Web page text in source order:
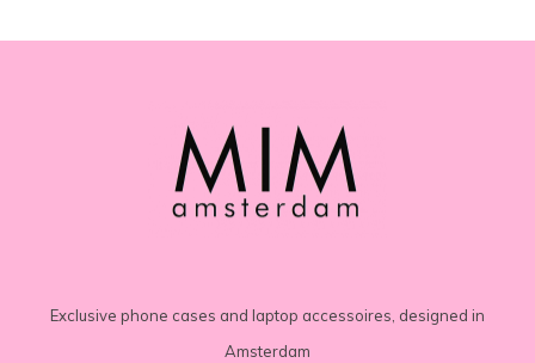
Exclusive phone cases and laptop accessoires, designed in
Amsterdam